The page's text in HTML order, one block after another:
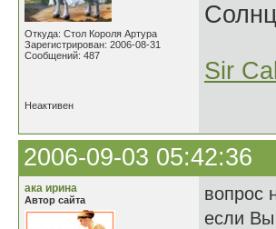
Откуда: Стол Короля Артура
Зарегистрирован: 2006-08-31
Сообщений: 487
Sir
Неактивен
2006-09-03 05:42:36
ака ирина
Автор сайта
вопрос
если Вы